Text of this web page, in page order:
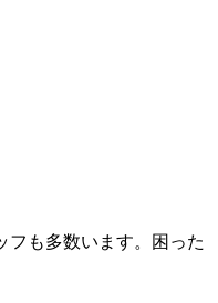
フも多数います。困った